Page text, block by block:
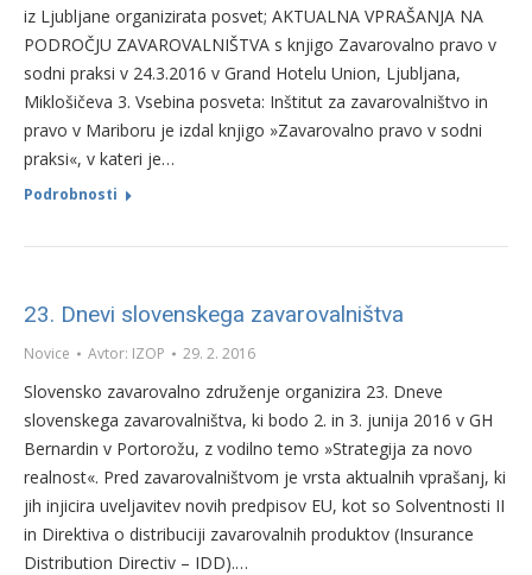
iz Ljubljane organizirata posvet; AKTUALNA VPRAŠANJA NA
PODROČJU ZAVAROVALNIŠTVA s knjigo Zavarovalno pravo v
sodni praksi v 24.3.2016 v Grand Hotelu Union, Ljubljana,
Miklošičeva 3. Vsebina posveta: Inštitut za zavarovalništvo in
pravo v Mariboru je izdal knjigo »Zavarovalno pravo v sodni
praksi«, v kateri je…
Podrobnosti
23. Dnevi slovenskega zavarovalništva
Novice Avtor: IZOP 29. 2. 2016
Slovensko zavarovalno združenje organizira 23. Dneve
slovenskega zavarovalništva, ki bodo 2. in 3. junija 2016 v GH
Bernardin v Portorožu, z vodilno temo »Strategija za novo
realnost«. Pred zavarovalništvom je vrsta aktualnih vprašanj, ki
jih injicira uveljavitev novih predpisov EU, kot so Solventnosti II
in Direktiva o distribuciji zavarovalnih produktov (Insurance
Distribution Directiv – IDD).…